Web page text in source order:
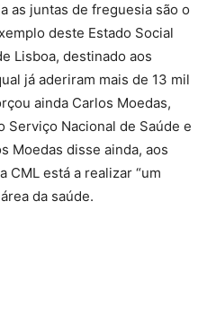
as juntas de freguesia são o
deste Estado Social
Lisboa, destinado aos
já aderiram mais de 13 mil
ainda Carlos Moedas,
Serviço Nacional de Saúde e
Moedas disse ainda, aos
CML está a realizar “um
da saúde.